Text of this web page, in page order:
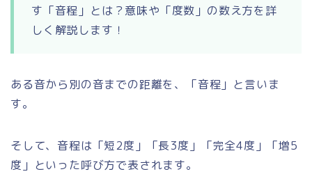
す「音程」とは？意味や「度数」の数え方を詳
しく解説します！
ある音から別の音までの距離を、「音程」と言いま
す。
そして、音程は「短2度」「長3度」「完全4度」「増5
度」といった呼び方で表されます。